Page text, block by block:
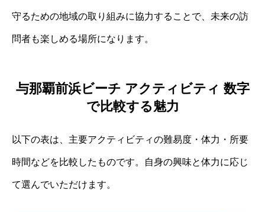
守るための地域の取り組みに協力することで、未来の訪
問者も楽しめる場所になります。
与那覇前浜ビーチ アクティビティ 数字
で比較する魅力
以下の表は、主要アクティビティの難易度・体力・所要
時間などを比較したものです。自身の興味と体力に応じ
て選んでいただけます。